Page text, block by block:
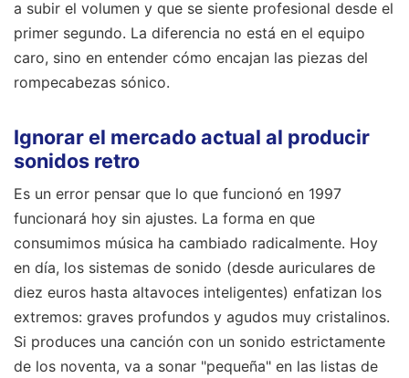
a subir el volumen y que se siente profesional desde el
primer segundo. La diferencia no está en el equipo
caro, sino en entender cómo encajan las piezas del
rompecabezas sónico.
Ignorar el mercado actual al producir
sonidos retro
Es un error pensar que lo que funcionó en 1997
funcionará hoy sin ajustes. La forma en que
consumimos música ha cambiado radicalmente. Hoy
en día, los sistemas de sonido (desde auriculares de
diez euros hasta altavoces inteligentes) enfatizan los
extremos: graves profundos y agudos muy cristalinos.
Si produces una canción con un sonido estrictamente
de los noventa, va a sonar "pequeña" en las listas de